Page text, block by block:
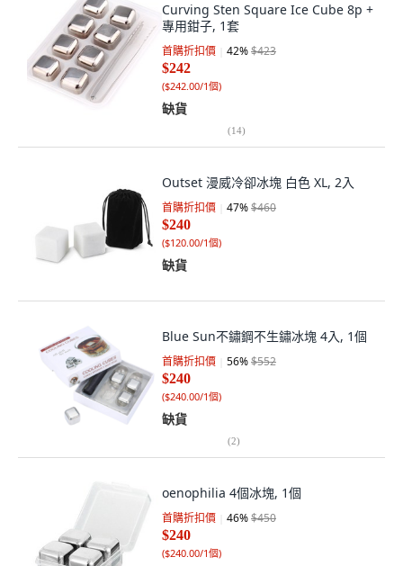
Curving Sten Square Ice Cube 8p +
專用鉗子, 1套
首購折扣價 42%$423
$242
($242.00/1個)
缺貨
(14)
Outset 漫威冷卻冰塊 白色 XL, 2入
首購折扣價 47%$460
$240
($120.00/1個)
缺貨
Blue Sun不鏽鋼不生鏽冰塊 4入, 1個
首購折扣價 56%$552
$240
($240.00/1個)
缺貨
(2)
oenophilia 4個冰塊, 1個
首購折扣價 46%$450
$240
($240.00/1個)